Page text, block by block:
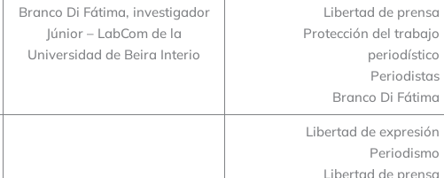
Branco Di Fátima, investigador
Júnior – LabCom de la
Universidad de Beira Interio
Libertad de prensa
Protección del trabajo
periodístico
Periodistas
Branco Di Fátima
Libertad de expresión
Periodismo
Libertad de prensa